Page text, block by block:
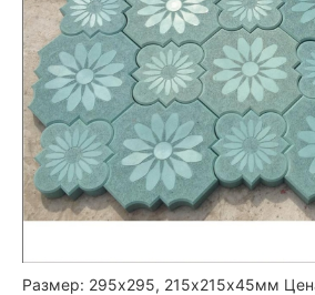
Размер: 295х295, 215х215х45мм